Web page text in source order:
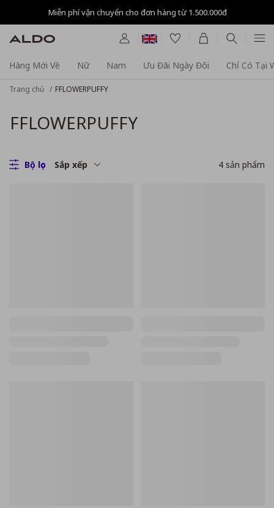
Miễn phí vận chuyển cho đơn hàng từ 1.500.000đ
Hàng Mới Về Nữ Nam Ưu Đãi Ngày Đôi Chỉ Có Tại
Trang chủ FFLOWERPUFFY
FFLOWERPUFFY
Bộ lọc Sắp xếp 4 sản phẩm